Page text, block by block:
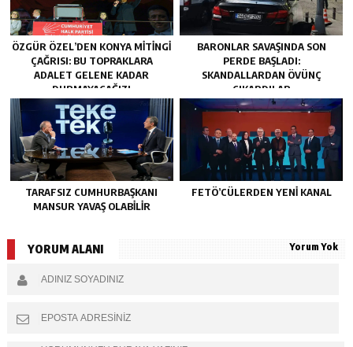
ÖZGÜR ÖZEL’DEN KONYA MITINGI
ÇAĞRISI: BU TOPRAKLARA
ADALET GELENE KADAR
DURMAYACAĞIZ!
BARONLAR SAVAŞINDA SON
PERDE BAŞLADI:
SKANDALLARDAN ÖVÜNÇ
ÇIKARDILAR
TARAFSIZ CUMHURBAŞKANI
MANSUR YAVAŞ OLABİLİR
FETÖ’CÜLERDEN YENI KANAL
YORUM ALANI Yorum Yok